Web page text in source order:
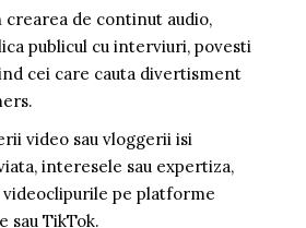
de continut audio,
publicul cu interviuri, povesti
cei care cauta divertisment
video sau vloggerii isi
interesele sau expertiza,
pe platforme
sau TikTok.